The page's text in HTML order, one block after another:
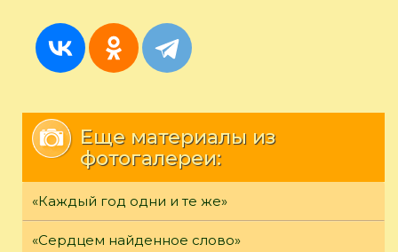
Еще материалы из
фотогалереи:
«Каждый год одни и те же»
«Сердцем найденное слово»